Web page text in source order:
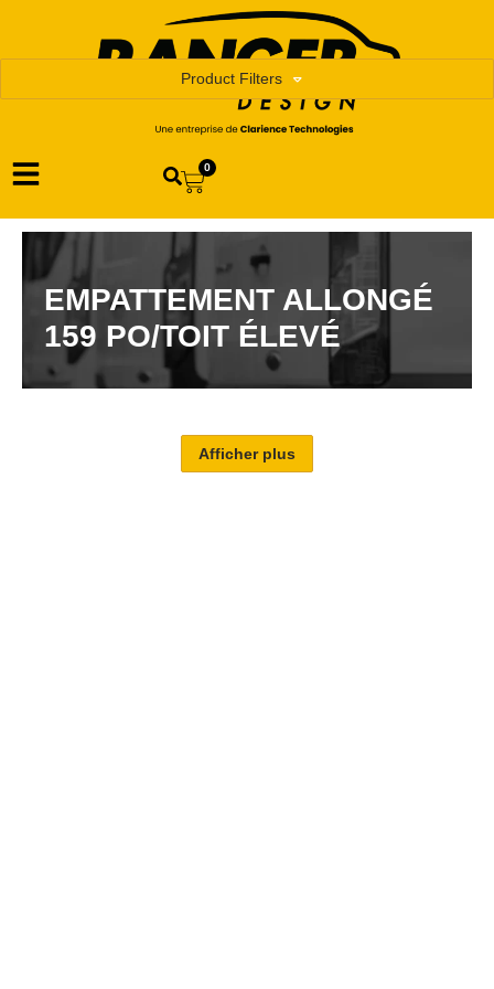
0
EMPATTEMENT ALLONGÉ
159 PO/TOIT ÉLEVÉ
Product Filters